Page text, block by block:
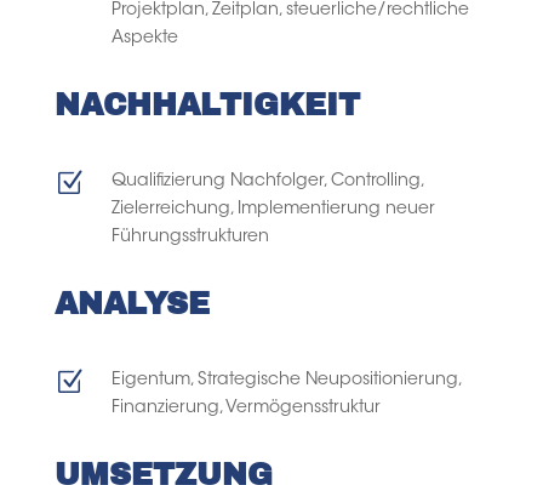
Projektplan, Zeitplan, steuerliche/rechtliche
Aspekte
NACHHALTIGKEIT
Z
Qualifizierung Nachfolger, Controlling,
Zielerreichung, Implementierung neuer
Führungsstrukturen
ANALYSE
Z
Eigentum, Strategische Neupositionierung,
Finanzierung, Vermögensstruktur
UMSETZUNG